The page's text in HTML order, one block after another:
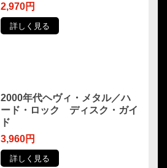
2,970円
詳しく見る
2000年代ヘヴィ・メタル／ハ
ード・ロック ディスク・ガイ
ド
3,960円
詳しく見る